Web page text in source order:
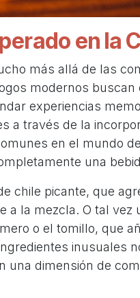
en la
más allá de las
modernos
experiencias
a través de la
en el mundo
una
chile picante, que
a la mezcla. O tal vez
o el tomillo, que
inusuales
una dimensión de